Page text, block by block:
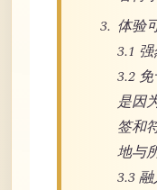
体验
3.1
3.2
是因
签和
地与
3.3